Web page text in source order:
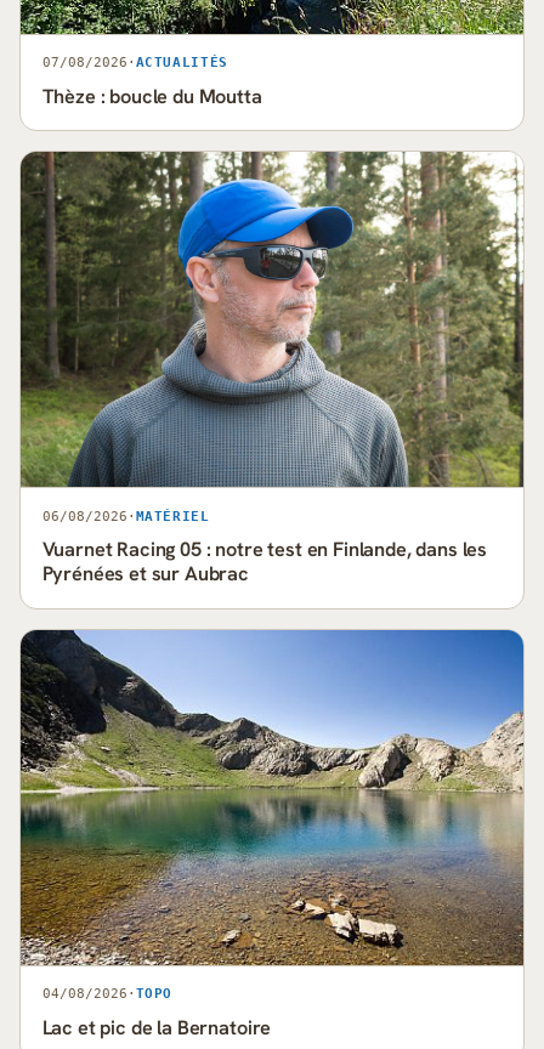
07/08/2026 · ACTUALITÉS
Thèze : boucle du Moutta
06/08/2026 · MATÉRIEL
Vuarnet Racing 05 : notre test en Finlande, dans les
Pyrénées et sur Aubrac
04/08/2026 · TOPO
Lac et pic de la Bernatoire